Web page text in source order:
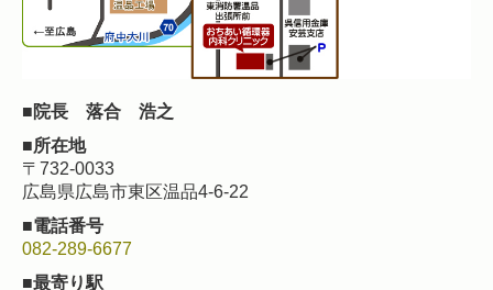
■院長 落合 浩之
■所在地
〒732-0033
広島県広島市東区温品4-6-22
■電話番号
082-289-6677
■最寄り駅